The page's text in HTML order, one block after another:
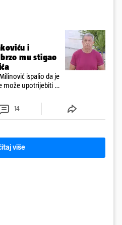
i
mu stigao
ispalio da je
upotrijebiti za
14
više